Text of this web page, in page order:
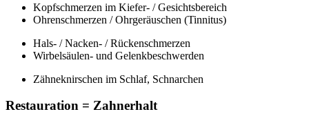
Kopfschmerzen im Kiefer- / Gesichtsbereich
Ohrenschmerzen / Ohrgeräuschen (Tinnitus)
Hals- / Nacken- / Rückenschmerzen
Wirbelsäulen- und Gelenkbeschwerden
Zähneknirschen im Schlaf, Schnarchen
Restauration = Zahnerhalt